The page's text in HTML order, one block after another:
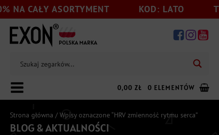
NA CAŁY ASORTYMENT KOD: LATO
POLSKA MARKA
0,00 ZŁ 0 ELEMENTÓW
Strona główna / Wpisy oznaczone “HRV zmienność rytmu serca”
BLOG & AKTUALNOŚCI